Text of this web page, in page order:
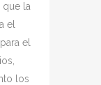
que la
el
el
los